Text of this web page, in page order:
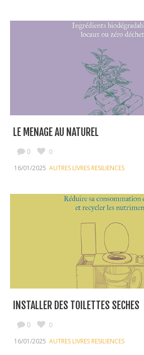
LE MENAGE AU NATUREL
0
0
16/01/2025 AUTRES LIVRES RESILIENCES
INSTALLER DES TOILETTES SECHES
0
0
16/01/2025 AUTRES LIVRES RESILIENCES